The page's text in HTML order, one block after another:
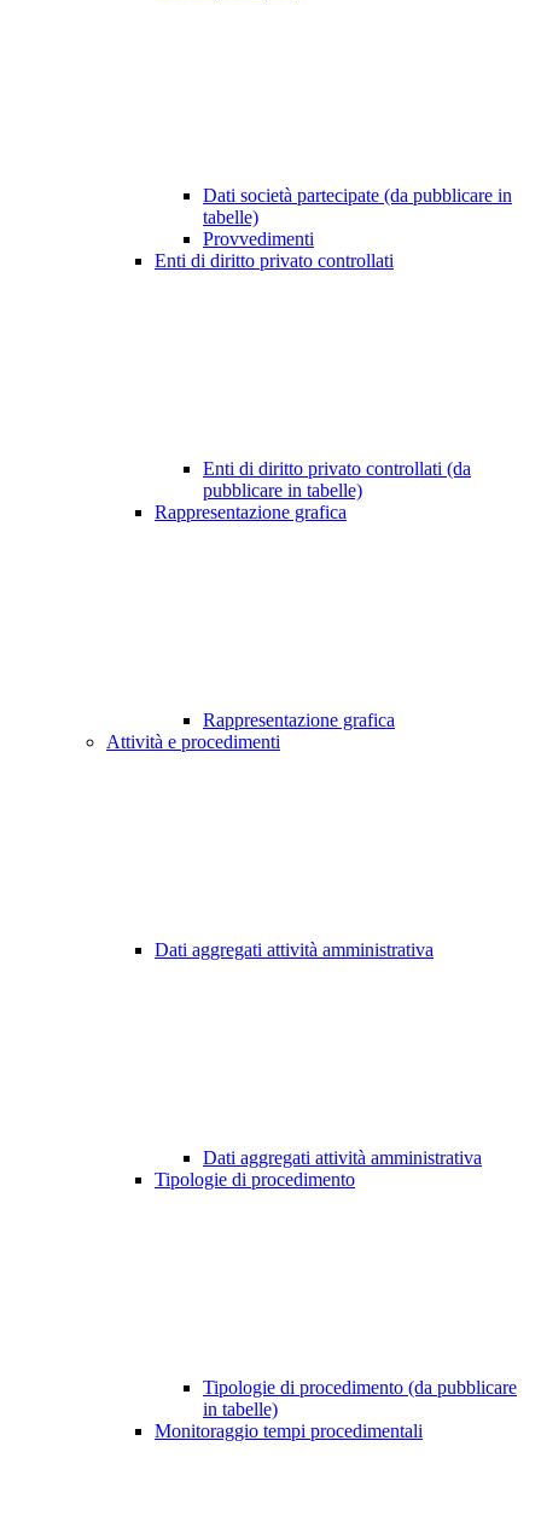
Dati società partecipate (da pubblicare in
tabelle)
Provvedimenti
Enti di diritto privato controllati
Enti di diritto privato controllati (da
pubblicare in tabelle)
Rappresentazione grafica
Rappresentazione grafica
Attività e procedimenti
Dati aggregati attività amministrativa
Dati aggregati attività amministrativa
Tipologie di procedimento
Tipologie di procedimento (da pubblicare
in tabelle)
Monitoraggio tempi procedimentali